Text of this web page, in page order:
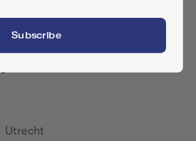
Utrecht
Subscribe